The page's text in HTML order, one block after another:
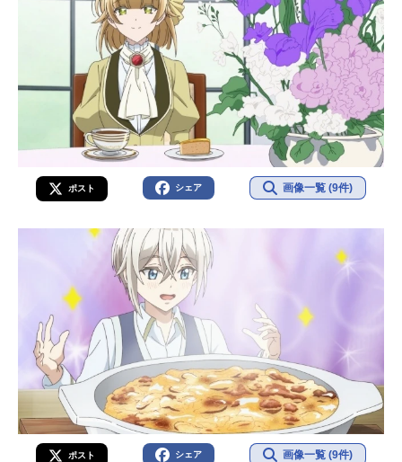
ポスト シェア 画像一覧 (9件)
ポスト シェア 画像一覧 (9件)